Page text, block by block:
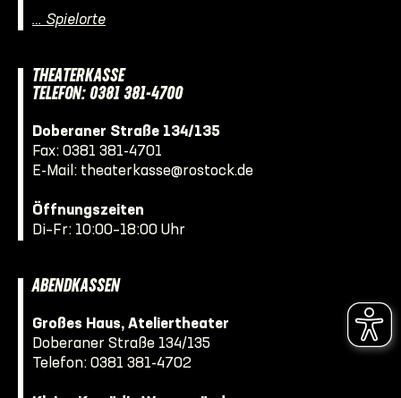
… Spielorte
THEATERKASSE
TELEFON: 0381 381-4700
Doberaner Straße 134/135
Fax: 0381 381-4701
E-Mail: theaterkasse@rostock.de
Öffnungszeiten
Di–Fr: 10:00–18:00 Uhr
ABENDKASSEN
Großes Haus, Ateliertheater
Doberaner Straße 134/135
Telefon: 0381 381-4702